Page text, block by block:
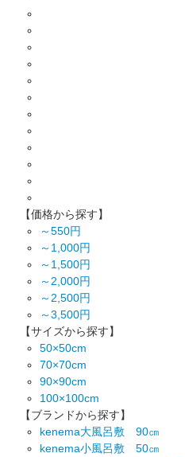
【価格から探す】
～550円
～1,000円
～1,500円
～2,000円
～2,500円
～3,500円
【サイズから探す】
50×50cm
70×70cm
90×90cm
100×100cm
【ブランドから探す】
kenema大風呂敷 90㎝
kenema小風呂敷 50㎝